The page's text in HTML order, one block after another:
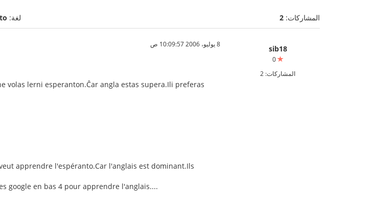
المشاركات: 2 لغة:
sib18
0
المشاركات: 2
8 يوليو، 2006 10:09:57 ص
volas lerni esperanton.Ĉar angla estas supera.Ili preferas
apprendre l'espéranto.Car l'anglais est dominant.Ils
google en bas 4 pour apprendre l'anglais....